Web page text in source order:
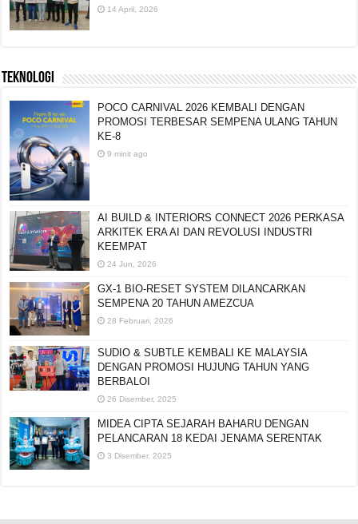
14 April, 2026
TEKNOLOGI
POCO CARNIVAL 2026 KEMBALI DENGAN
PROMOSI TERBESAR SEMPENA ULANG TAHUN
KE-8
9 minit ago
AI BUILD & INTERIORS CONNECT 2026 PERKASA
ARKITEK ERA AI DAN REVOLUSI INDUSTRI
KEEMPAT
24 Jun, 2026
GX-1 BIO-RESET SYSTEM DILANCARKAN
SEMPENA 20 TAHUN AMEZCUA
28 Februari, 2026
SUDIO & SUBTLE KEMBALI KE MALAYSIA
DENGAN PROMOSI HUJUNG TAHUN YANG
BERBALOI
26 Disember, 2025
MIDEA CIPTA SEJARAH BAHARU DENGAN
PELANCARAN 18 KEDAI JENAMA SERENTAK
3 Disember, 2025